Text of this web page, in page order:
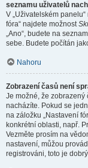
seznamu uživatelů
V „Uživatelském
fóra“ najdete možnost
„Ano“, budete na
sebe. Budete počítán
Nahoru
Zobrazení časů není
Je možné, že zobrazený
nacházíte. Pokud se
na záložku „Nastavení
konkrétní oblasti, např.
Vezměte prosím na
nastavení, můžou
registrováni, toto je